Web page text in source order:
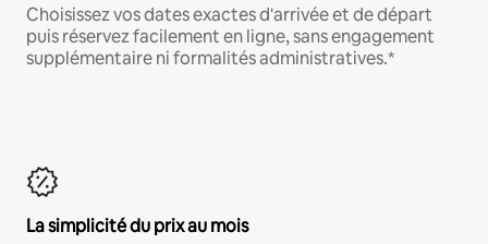
Choisissez vos dates exactes d'arrivée et de départ
puis réservez facilement en ligne, sans engagement
supplémentaire ni formalités administratives.*
La simplicité du prix au mois